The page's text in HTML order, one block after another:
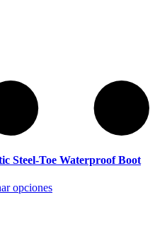
Steel-Toe Waterproof Boot
opciones